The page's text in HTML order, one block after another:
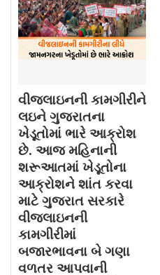
વીજલાઇનની કામગીરીને
લઇને ગુજરાતના
ખેડૂતોમાં ભારે આક્રોશ
છે. આજ મહિનાની
શરૂઆતમાં ખેડૂતોના
આક્રોશને શાંત કરવા
માટે ગુજરાત સરકારે
વીજલાઇનની
કામગીરીમાં
બજારભાવના બે ગણા
વળતર આપવાની